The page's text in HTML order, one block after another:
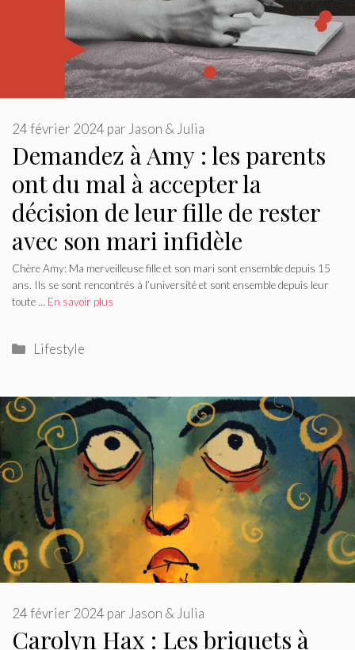
Demandez à Amy : les parents
ont du mal à accepter la
décision de leur fille de rester
avec son mari infidèle
24 février 2024 par Jason & Julia
Chère Amy: Ma merveilleuse fille et son mari sont ensemble depuis 15
ans. Ils se sont rencontrés à l’université et sont ensemble depuis leur
toute … En savoir plus
Catégories
Lifestyle
Carolyn Hax : Les briquets à
24 février 2024 par Jason & Julia